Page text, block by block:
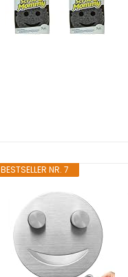
BESTSELLER NR. 7